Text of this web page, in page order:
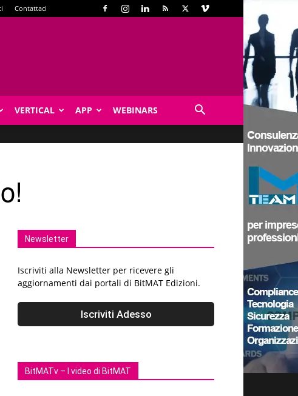
Contattaci
VERTICAL APP WEBINARS
Newsletter
Iscriviti alla Newsletter per ricevere gli
aggiornamenti dai portali di BitMAT Edizioni.
BitMATv – I video di BitMAT